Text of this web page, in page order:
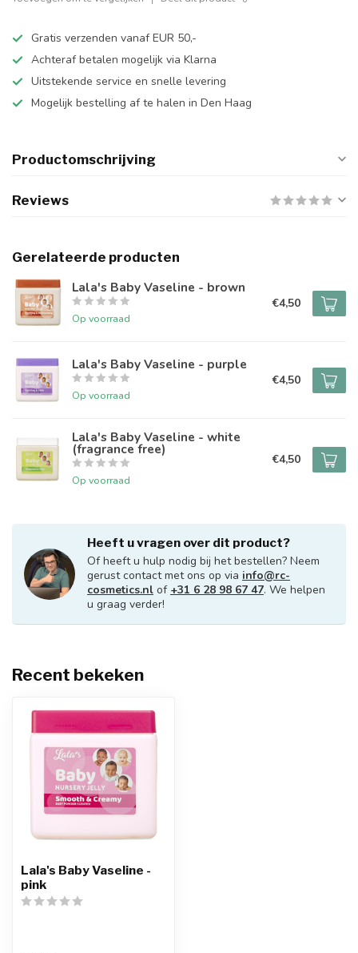
Gratis verzenden vanaf EUR 50,-
Achteraf betalen mogelijk via Klarna
Uitstekende service en snelle levering
Mogelijk bestelling af te halen in Den Haag
Productomschrijving
Reviews
Gerelateerde producten
Lala's Baby Vaseline - brown
Op voorraad
€4,50
Lala's Baby Vaseline - purple
Op voorraad
€4,50
Lala's Baby Vaseline - white
(fragrance free)
Op voorraad
€4,50
Heeft u vragen over dit product?
Of heeft u hulp nodig bij het bestellen? Neem
gerust contact met ons op via info@rc-
cosmetics.nl of +31 6 28 98 67 47. We helpen
u graag verder!
Recent bekeken
Lala's Baby Vaseline -
pink